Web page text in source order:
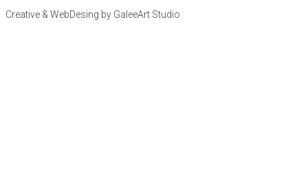
Creative & WebDesing by GaleeArt Studio